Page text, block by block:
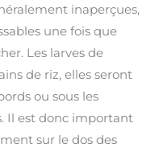
inaperçues,
une fois que
Les larves de
de riz, elles seront
ou sous les
Il est donc important
sur le dos des